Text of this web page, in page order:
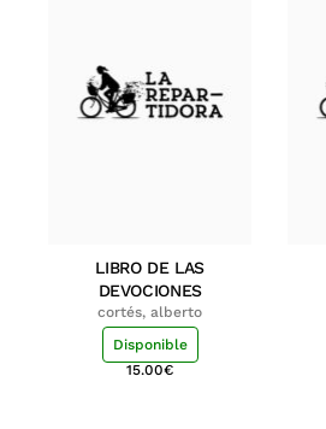
LIBRO DE LAS
DEVOCIONES
cortés, alberto
Disponible
15.00€